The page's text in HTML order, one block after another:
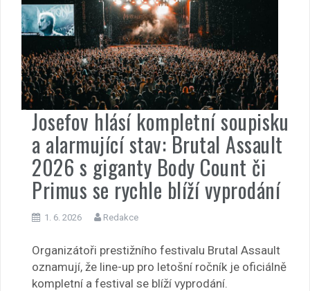
Josefov hlásí kompletní soupisku
a alarmující stav: Brutal Assault
2026 s giganty Body Count či
Primus se rychle blíží vyprodání
1. 6. 2026 Redakce
Organizátoři prestižního festivalu Brutal Assault
oznamují, že line-up pro letošní ročník je oficiálně
kompletní a festival se blíží vyprodání.